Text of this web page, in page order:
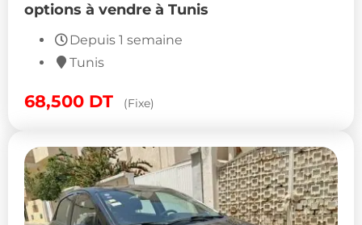
options à vendre à Tunis
Depuis 1 semaine
Tunis
68,500 DT (Fixe)